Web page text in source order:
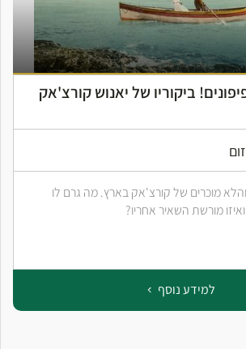
ביקוריו של יאנוש קורצ'אק
זום
והלא מוכרים של קורצ'אק בארץ. מה גרם לו
מורשת השאיר אחריו?
למידע נוסף